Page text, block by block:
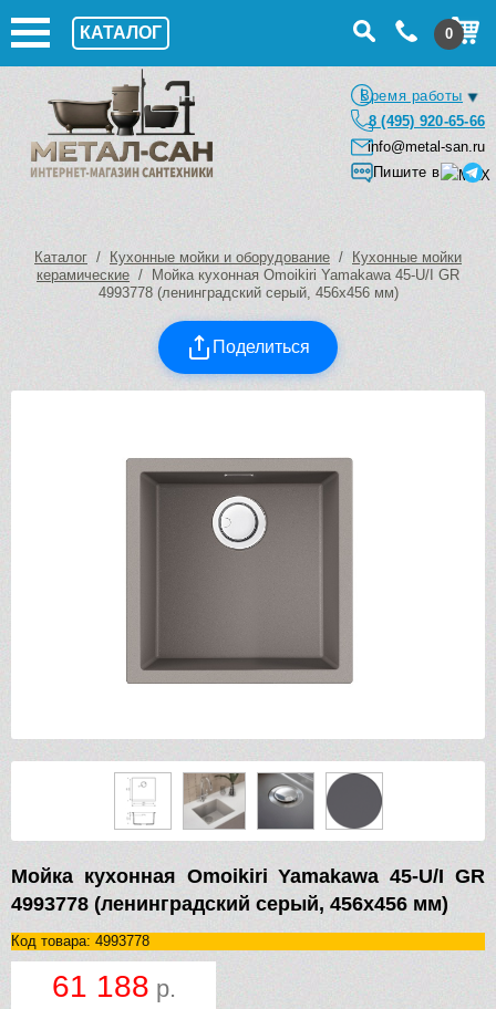
КАТАЛОГ 0
Время работы
8 (495) 920-65-66
info@metal-san.ru
Пишите в
Каталог / Кухонные мойки и оборудование /
Кухонные мойки
керамические / Мойка кухонная Omoikiri Yamakawa 45-U/I GR
4993778 (ленинградский серый, 456х456 мм)
Поделиться
Мойка кухонная Omoikiri Yamakawa 45-U/I GR
4993778 (ленинградский серый, 456х456 мм)
Код товара: 4993778
61 188 р.